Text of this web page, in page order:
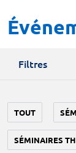
Filtres
TOUT
SÉMINAIRES